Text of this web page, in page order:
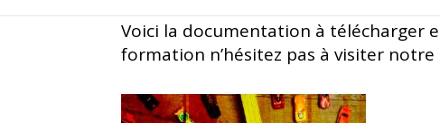
Voici la documentation à télécharger
formation n’hésitez pas à visiter notre